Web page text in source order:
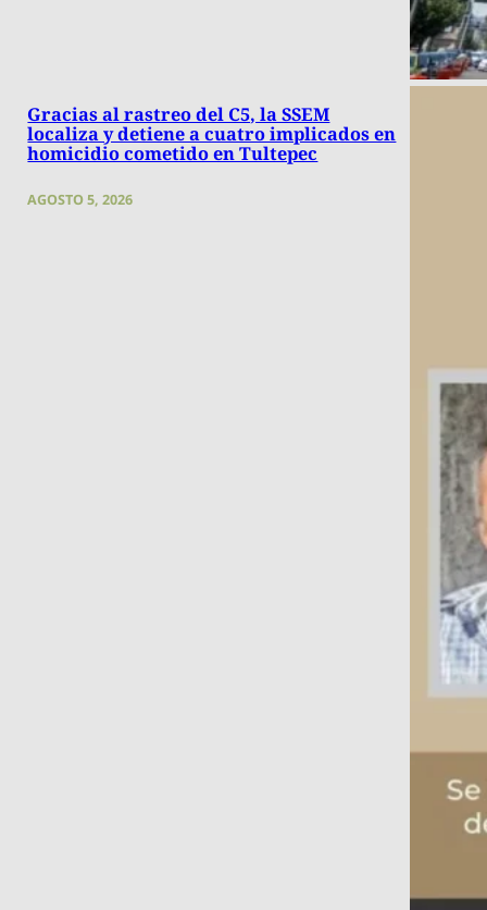
Gracias al rastreo del C5, la SSEM
localiza y detiene a cuatro implicados en
homicidio cometido en Tultepec
AGOSTO 5, 2026